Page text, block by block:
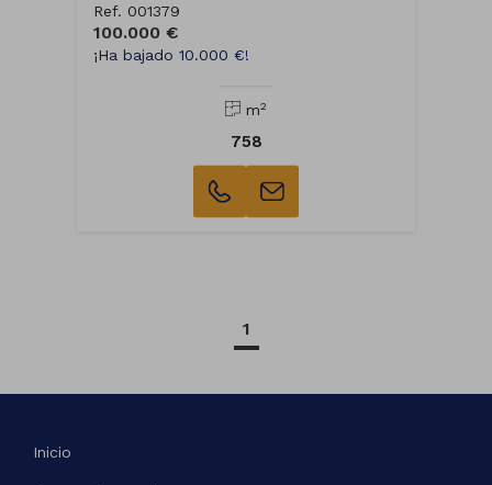
Ref. 001379
100.000 €
¡Ha bajado 10.000 €!
m2
758
1
Inicio